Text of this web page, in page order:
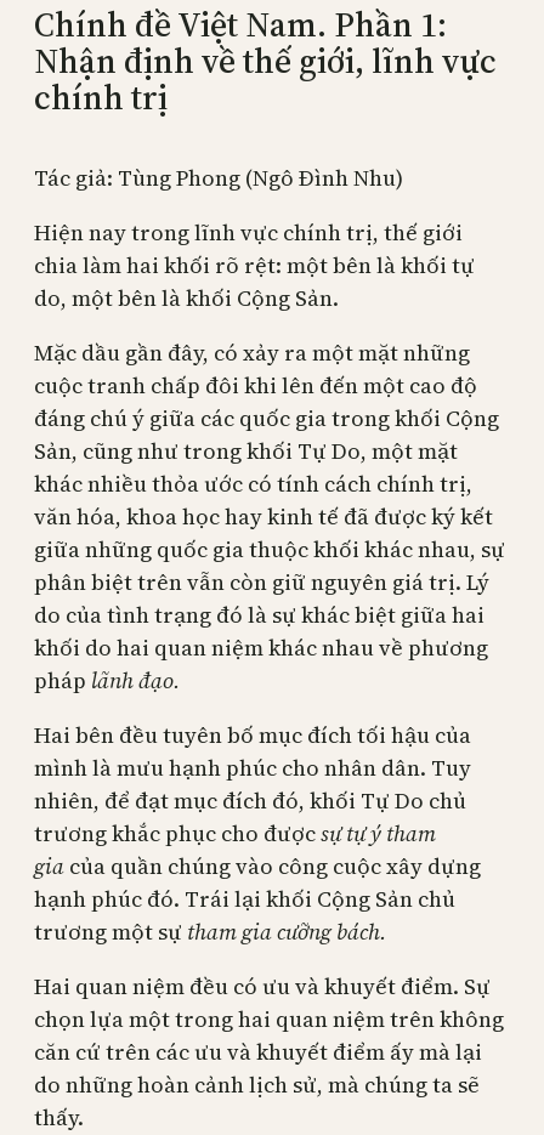
Chính đề Việt Nam. Phần 1:
Nhận định về thế giới, lĩnh vực
chính trị
Tác giả: Tùng Phong (Ngô Đình Nhu)
Hiện nay trong lĩnh vực chính trị, thế giới
chia làm hai khối rõ rệt: một bên là khối tự
do, một bên là khối Cộng Sản.
Mặc dầu gần đây, có xảy ra một mặt những
cuộc tranh chấp đôi khi lên đến một cao độ
đáng chú ý giữa các quốc gia trong khối Cộng
Sản, cũng như trong khối Tự Do, một mặt
khác nhiều thỏa ước có tính cách chính trị,
văn hóa, khoa học hay kinh tế đã được ký kết
giữa những quốc gia thuộc khối khác nhau, sự
phân biệt trên vẫn còn giữ nguyên giá trị. Lý
do của tình trạng đó là sự khác biệt giữa hai
khối do hai quan niệm khác nhau về phương
pháp lãnh đạo.
Hai bên đều tuyên bố mục đích tối hậu của
mình là mưu hạnh phúc cho nhân dân. Tuy
nhiên, để đạt mục đích đó, khối Tự Do chủ
trương khắc phục cho đượcsự tự ý tham
gia của quần chúng vào công cuộc xây dựng
hạnh phúc đó. Trái lại khối Cộng Sản chủ
trương một sự tham gia cưỡng bách.
Hai quan niệm đều có ưu và khuyết điểm. Sự
chọn lựa một trong hai quan niệm trên không
căn cứ trên các ưu và khuyết điểm ấy mà lại
do những hoàn cảnh lịch sử, mà chúng ta sẽ
thấy.